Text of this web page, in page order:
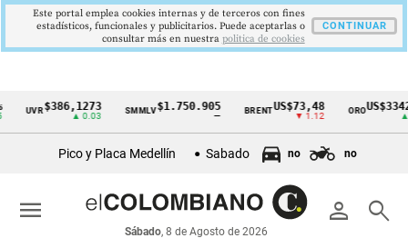
Cintillo
económicos
Colombia
UVR $386,1273
▲ 0.03
SMMLV$1.750.905 BRENTUS$73,48
▼ 1.12
ORO US$3342,60
▲ 8.20
Pico y Placa Medellín Sabado no no
person search
Sábado, 8 de Agosto de 2026
menu
Este portal emplea cookies internas y de terceros con fines
estadísticos, funcionales y publicitarios. Puede aceptarlas o
consultar más en nuestra politica de cookies
CONTINUAR